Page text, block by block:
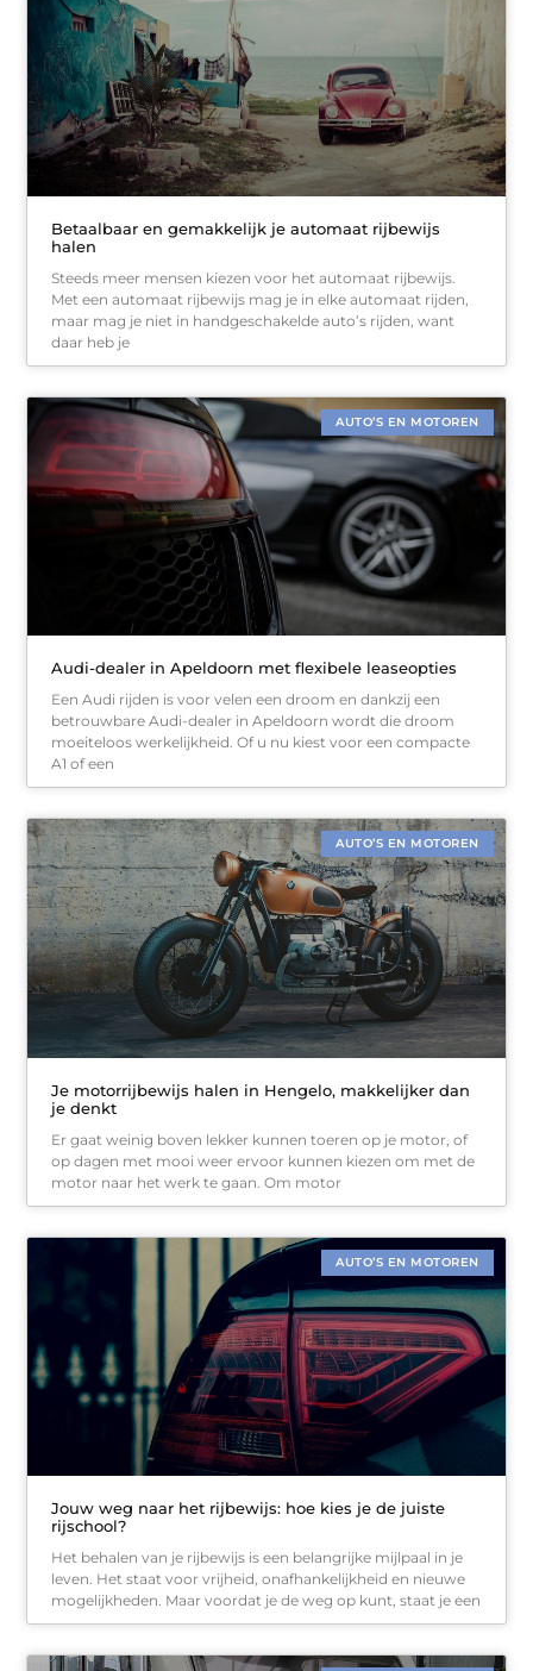
Betaalbaar en gemakkelijk je automaat rijbewijs
halen
Steeds meer mensen kiezen voor het automaat rijbewijs.
Met een automaat rijbewijs mag je in elke automaat rijden,
maar mag je niet in handgeschakelde auto’s rijden, want
daar heb je
AUTO’S EN MOTOREN
Audi-dealer in Apeldoorn met flexibele leaseopties
Een Audi rijden is voor velen een droom en dankzij een
betrouwbare Audi-dealer in Apeldoorn wordt die droom
moeiteloos werkelijkheid. Of u nu kiest voor een compacte
A1 of een
AUTO’S EN MOTOREN
Je motorrijbewijs halen in Hengelo, makkelijker dan
je denkt
Er gaat weinig boven lekker kunnen toeren op je motor, of
op dagen met mooi weer ervoor kunnen kiezen om met de
motor naar het werk te gaan. Om motor
AUTO’S EN MOTOREN
Jouw weg naar het rijbewijs: hoe kies je de juiste
rijschool?
Het behalen van je rijbewijs is een belangrijke mijlpaal in je
leven. Het staat voor vrijheid, onafhankelijkheid en nieuwe
mogelijkheden. Maar voordat je de weg op kunt, staat je een